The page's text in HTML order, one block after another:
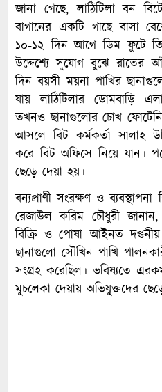
জানা গেছে, লাঠিটিলা বন
বাগানের একটি গাছে বাসা
১০-১২ দিন আগে ডিম ফুটে
উদ্দেশ্যে সুযোগ বুঝে রাতের
দিন বয়সী ময়না পাখির
যায় লাঠিটিলার ডোমবাড়ি
তখনও ছানাগুলোর চোখ
আসলে বিট কর্মকর্তা সালাহ
করে বিট অফিসে নিয়ে যান।
ছেড়ে দেয়া হয়।
বন্যপ্রাণী সংরক্ষণ ও
রেজাউল করিম চৌধুরী
বিক্রি ও পোষা আইনত
ছানাগুলো সৌখিন পাখি
সংগ্রহ করেছিল। ভবিষ্যতে
মুচলেকা দেয়ায় অভিযুক্তদের